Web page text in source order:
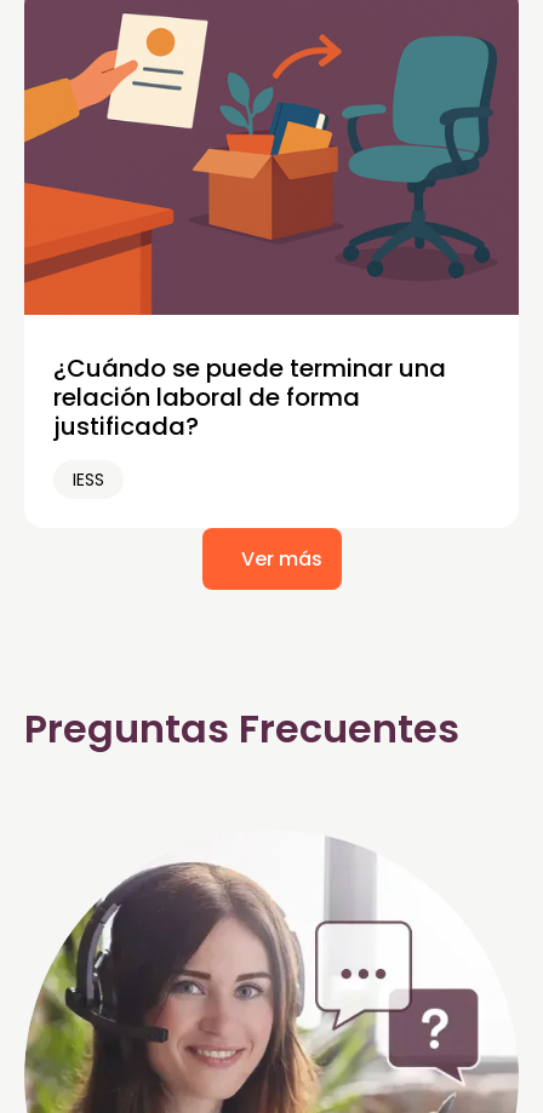
¿Cuándo se puede terminar una
relación laboral de forma
justificada?
IESS
Ver más
Preguntas Frecuentes